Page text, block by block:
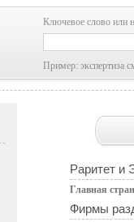
Ключевое слово или
Пример: экспертиза
Раритет и
Главная
Фирмы